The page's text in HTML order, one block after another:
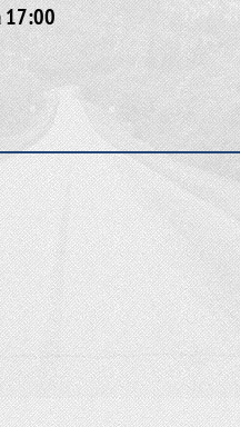
17:00